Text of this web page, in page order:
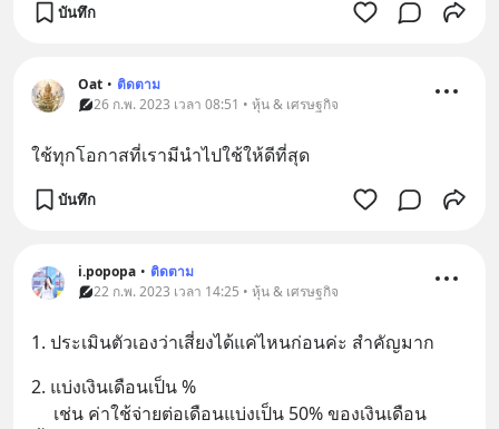
บันทึก
Oat • ติดตาม
26 ก.พ. 2023 เวลา 08:51 • หุ้น & เศรษฐกิจ
ใช้ทุกโอกาสที่เรามีนำไปใช้ให้ดีที่สุด
บันทึก
i.popopa • ติดตาม
22 ก.พ. 2023 เวลา 14:25 • หุ้น & เศรษฐกิจ
1. ประเมินตัวเองว่าเสี่ยงได้แค่ไหนก่อนค่ะ สำคัญมาก
2. แบ่งเงินเดือนเป็น %